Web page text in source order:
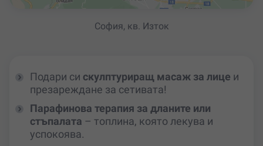
София, кв. Изток
Подари си скулптуриращ масаж за лице и
презареждане за сетивата!
Парафинова терапия за дланите или
стъпалата – топлина, която лекува и
успокоява.